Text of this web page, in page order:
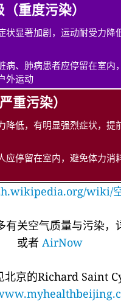
重度污染）
状显著加剧，运动耐受力降
病、肺病患者应停留在室内
外运动
重污染）
降低，有明显强烈症状，提
应停留在室内，避免体力消
wiki/
有关空气质量与污染，
或者 AirNow
北京的Richard Saint